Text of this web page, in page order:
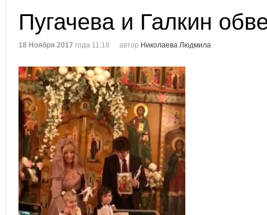
Пугачева и Галкин
18 Ноября 2017 года 11:18 автор Николаева Людмила